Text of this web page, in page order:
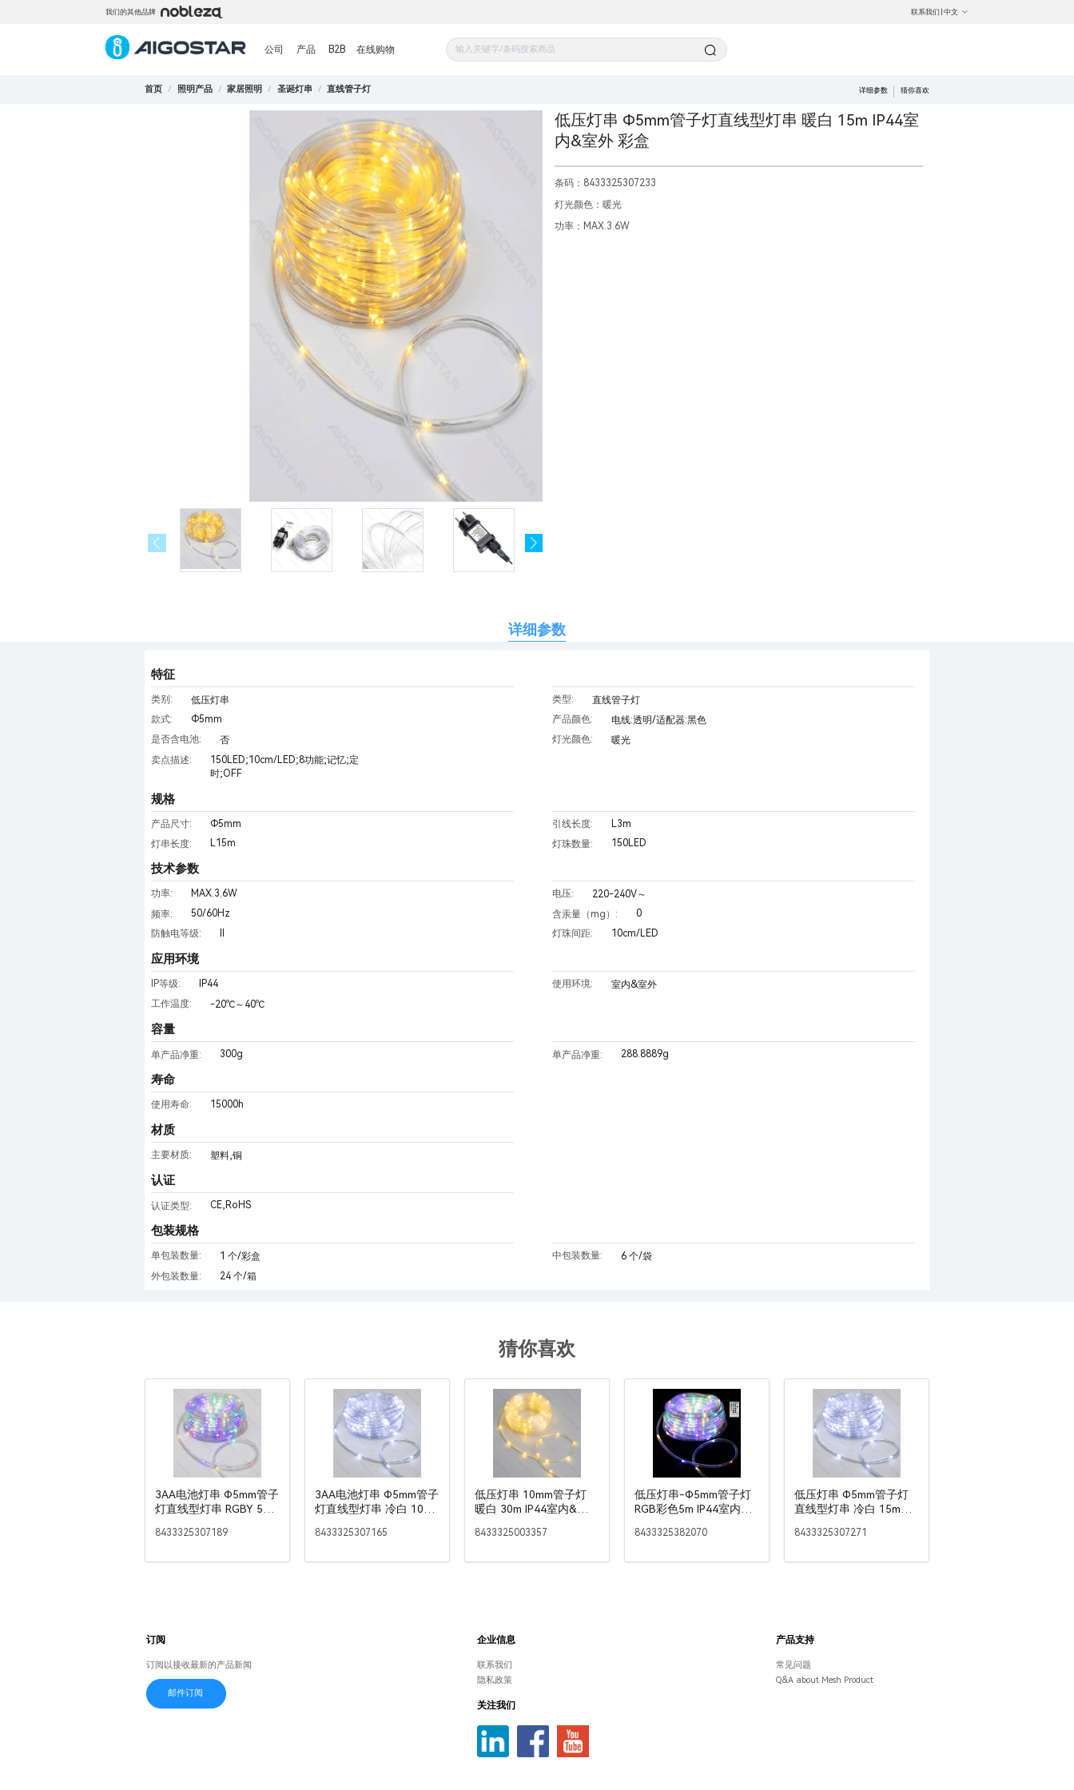
我们的其他品牌 联系我们 |中文
公司 产品 B2B 在线购物
首页 / 照明产品 / 家居照明 / 圣诞灯串 / 直线管子灯 详细参数 猜你喜欢
低压灯串 Φ5mm管子灯直线型灯串 暖白 15m IP44室
内&室外 彩盒
条码：8433325307233
灯光颜色：暖光
功率：MAX.3.6W
详细参数
特征
类别: 低压灯串 类型:
直线管子灯
款式:
Φ5mm 产品颜色:
电线:透明/适配器:黑色
是否含电池:
否 灯光颜色:
暖光
卖点描述:
150LED;10cm/LED;8功能;记忆;定
时;OFF
规格
产品尺寸: Φ5mm 引线长度:
L3m
灯串长度:
L15m 灯珠数量: 150LED
技术参数
功率: MAX.3.6W 电压:
220-240V～
频率:
50/60Hz 含汞量（mg）:
0
防触电等级:
灯珠间距: 10cm/LED
应用环境
IP等级: IP44 使用环境:
室内&室外
工作温度:
-20℃～40℃
容量
单产品净重: 300g 单产品净重: 288.8889g
寿命
使用寿命: 15000h
材质
主要材质: 塑料,铜
认证
认证类型: CE,RoHS
包装规格
单包装数量: 1 个/彩盒 中包装数量:
6 个/袋
外包装数量:
24 个/箱
猜你喜欢
3AA电池灯串 Φ5mm管子
灯直线型灯串 RGBY 5m
8433325307189
3AA电池灯串 Φ5mm管子
灯直线型灯串 冷白 10m
8433325307165
低压灯串 10mm管子灯
暖白 30m IP44室内&室
8433325003357
低压灯串-Φ5mm管子灯
RGB彩色5m IP44室内&
8433325382070
低压灯串 Φ5mm管子灯
直线型灯串 冷白 15m
8433325307271
订阅
订阅以接收最新的产品新闻
邮件订阅
企业信息
联系我们
隐私政策
关注我们
产品支持
常见问题
Q&A about Mesh Product